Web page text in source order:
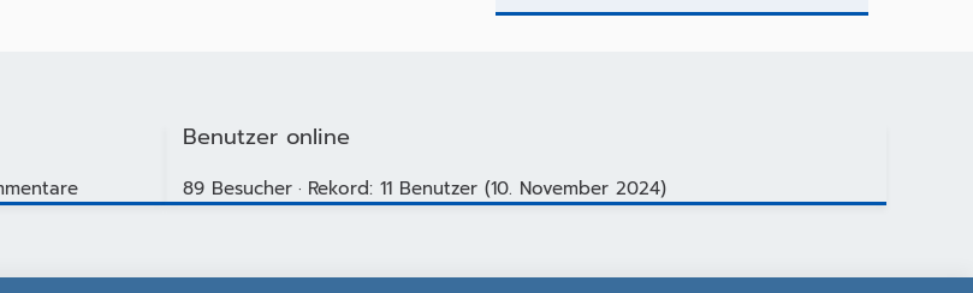
Benutzer online
89 Besucher Rekord: 11 Benutzer (10. November 2024)